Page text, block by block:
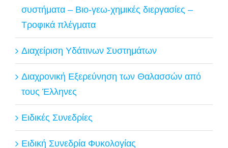
συστήματα – Βιο-γεω-χημικές διεργασίες –
Τροφικά πλέγματα
Διαχείριση Υδάτινων Συστημάτων
Διαχρονική Εξερεύνηση των Θαλασσών από
τους Έλληνες
Ειδικές Συνεδρίες
Ειδική Συνεδρία Φυκολογίας